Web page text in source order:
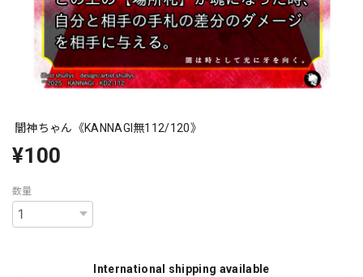
闇神ちゃん《KANNAGI無112/120》
¥100
数量
International shipping available